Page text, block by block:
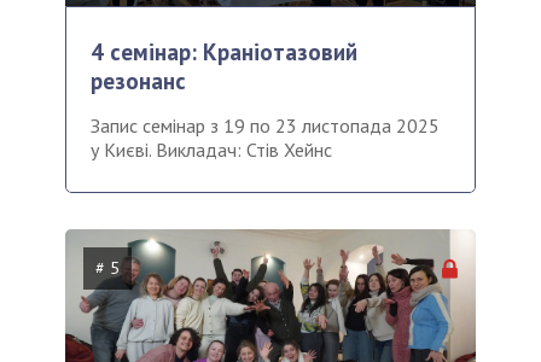
4 семінар: Краніотазовий
резонанс
Запис семінар з 19 по 23 листопада 2025
у Києві. Викладач: Стів Хейнс
# 5